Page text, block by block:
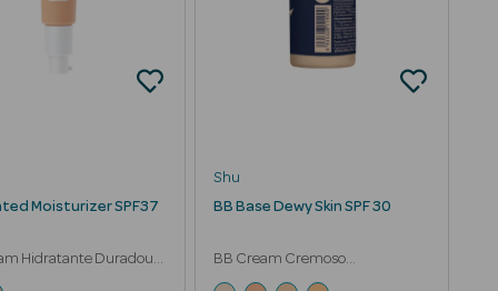
Moisturizer SPF37
Hidratante Duradouro
Shu
BB Base Dewy Skin SPF 30
BB Cream Cremoso
Acabamento Mate